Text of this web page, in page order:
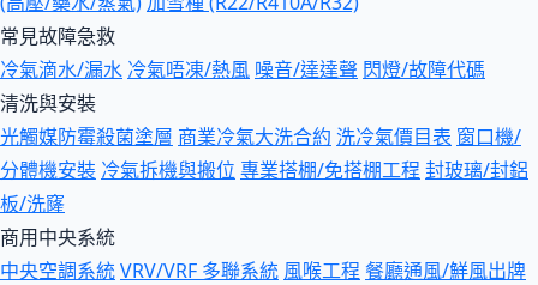
常見故障急救
冷氣滴水/漏水 冷氣唔凍/熱風 噪音/達達聲 閃燈/故障代碼
清洗與安裝
光觸媒防霉殺菌塗層 商業冷氣大洗合約 洗冷氣價目表 窗口機/
分體機安裝 冷氣拆機與搬位 專業搭棚/免搭棚工程 封玻璃/封鋁
板/洗窿
商用中央系統
中央空調系統VRV/VRF 多聯系統 風喉工程 餐廳通風/鮮風出牌